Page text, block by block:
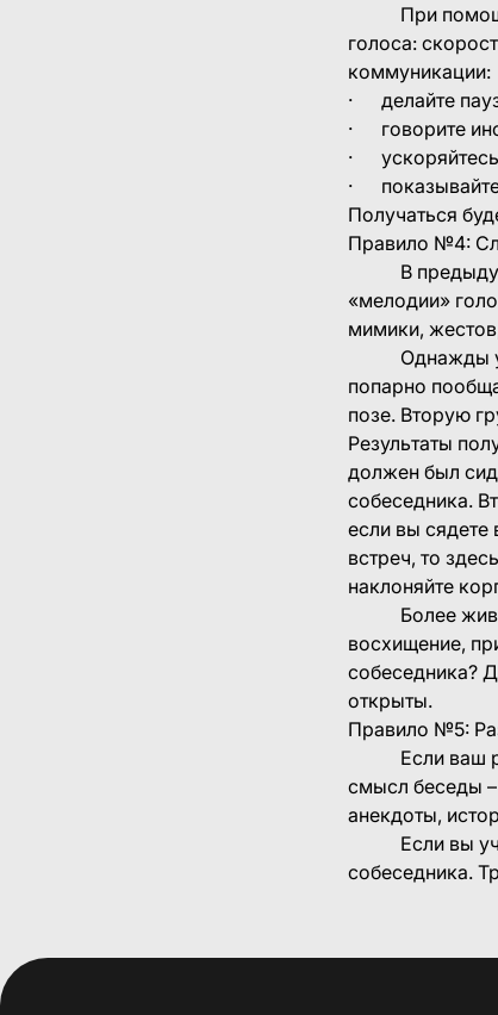
При помощи
голоса:
коммуникации:
· делайте
· говорите
· ускоряйтесь
·
Получаться
Правило №4:
В
«мелодии»
мимики,
Однажды
попарно
позе. Вторую
Результаты
должен был
собеседника.
если вы сядете
встреч, то
наклоняйте
Более живым
восхищение,
собеседника?
открыты.
Правило
Если ваш
смысл беседы –
анекдоты,
Если вы
собеседника.